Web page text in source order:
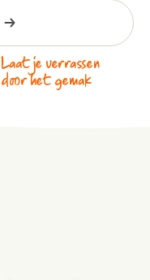
Laat je verrassen
door het gemak